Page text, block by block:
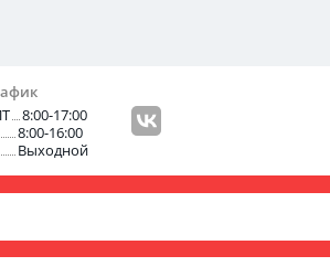
8:00-17:00
8:00-16:00
Выходной